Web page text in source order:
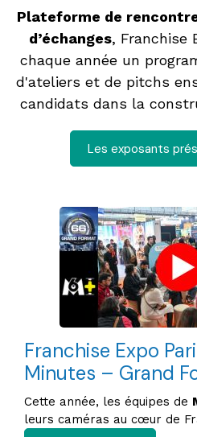
Plateforme de
d’échanges, Franchise
chaque année un
d'ateliers et de pitchs
candidats dans la
Les exposants
Franchise Expo
Minutes – Grand
Cette année, les équipes de
leurs caméras au cœur de